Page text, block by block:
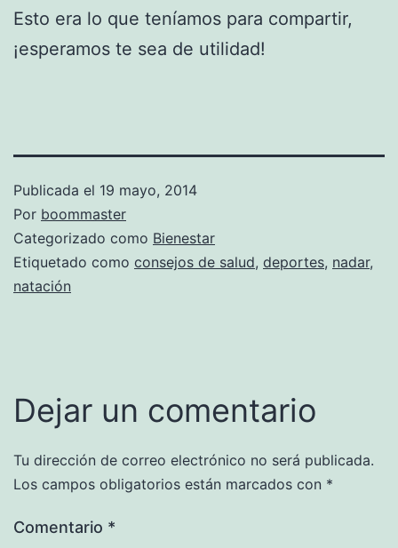
Esto era lo que teníamos para compartir,
¡esperamos te sea de utilidad!
Publicada el 19 mayo, 2014
Por boommaster
Categorizado como Bienestar
Etiquetado como consejos de salud, deportes, nadar,
natación
Dejar un comentario
Tu dirección de correo electrónico no será publicada.
Los campos obligatorios están marcados con *
Comentario *